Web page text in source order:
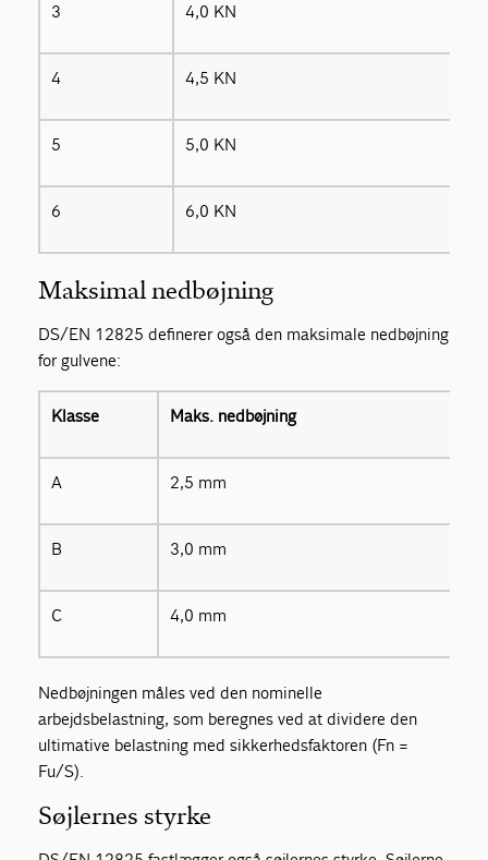
3 4,0 KN
4 4,5 KN
5 5,0 KN
6 6,0 KN
Maksimal nedbøjning
DS/EN 12825 definerer også den maksimale nedbøjning
for gulvene:
Klasse Maks. nedbøjning
A 2,5 mm
B 3,0 mm
C 4,0 mm
Nedbøjningen måles ved den nominelle
arbejdsbelastning, som beregnes ved at dividere den
ultimative belastning med sikkerhedsfaktoren (Fn =
Fu/S).
Søjlernes styrke